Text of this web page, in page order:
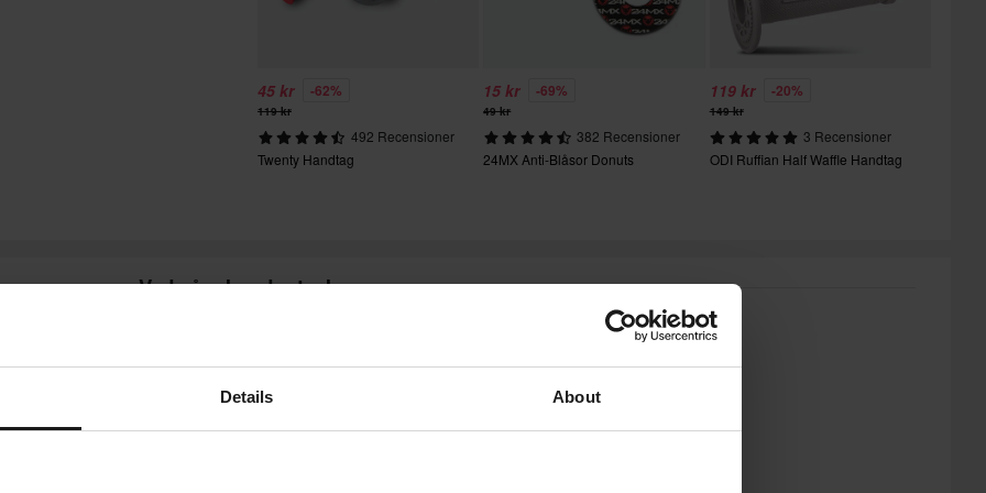
Details About
45 kr -62%
119 kr
492 Recensioner
Twenty Handtag
15 kr -69%
49 kr
382 Recensioner
24MX Anti-Blåsor Donuts
119 kr -20%
149 kr
3 Recensioner
ODI Ruffian Half Waffle Handtag
Vad våra kunder tycker